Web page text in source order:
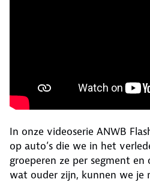
In onze videoserie ANWB
op auto’s die we in het
groeperen ze per segment
wat ouder zijn, kunnen we je